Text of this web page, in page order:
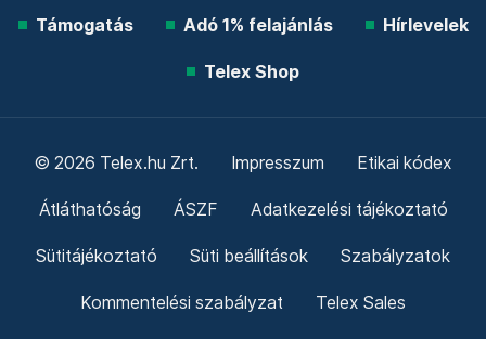
Támogatás Adó 1% felajánlás Hírlevelek
Telex Shop
© 2026 Telex.hu Zrt. Impresszum Etikai kódex
Átláthatóság ÁSZF Adatkezelési tájékoztató
Sütitájékoztató Süti beállítások Szabályzatok
Kommentelési szabályzat Telex Sales